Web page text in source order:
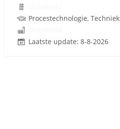
Procestechnologie, Techniek
Laatste update: 8-8-2026